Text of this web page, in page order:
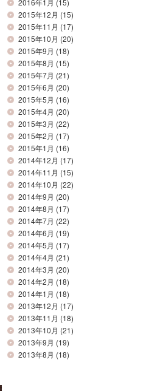
2015年12月 (15)
2015年11月 (17)
2015年10月 (20)
2015年9月 (18)
2015年8月 (15)
2015年7月 (21)
2015年6月 (20)
2015年5月 (16)
2015年4月 (20)
2015年3月 (22)
2015年2月 (17)
2015年1月 (16)
2014年12月 (17)
2014年11月 (15)
2014年10月 (22)
2014年9月 (20)
2014年8月 (17)
2014年7月 (22)
2014年6月 (19)
2014年5月 (17)
2014年4月 (21)
2014年3月 (20)
2014年2月 (18)
2014年1月 (18)
2013年12月 (17)
2013年11月 (18)
2013年10月 (21)
2013年9月 (19)
2013年8月 (18)